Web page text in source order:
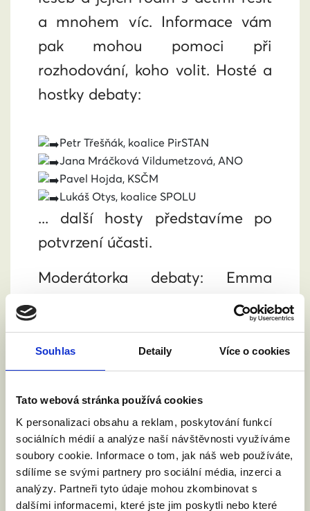
Souhlas Detaily Více o cookies
Tato webová stránka používá cookies
K personalizaci obsahu a reklam, poskytování funkcí
sociálních médií a analýze naší návštěvnosti využíváme
soubory cookie. Informace o tom, jak náš web používáte,
sdílíme se svými partnery pro sociální média, inzerci a
analýzy. Partneři tyto údaje mohou zkombinovat s
dalšími informacemi, které jste jim poskytli nebo které
a mnohem víc. Informace vám
pak mohou pomoci při
rozhodování, koho volit. Hosté a
hostky debaty:
Petr Třešňák, koalice PirSTAN
Jana Mráčková Vildumetzová, ANO
Pavel Hojda, KSČM
Lukáš Otys, koalice SPOLU
... další hosty představíme po
potvrzení účasti.
Moderátorka debaty: Emma
ZAPOJTE SE DO DEBATY
Položte otázku přímo v našem
živém vysílání formou
komentářů. Otázky můžete také
psát už teď v diskuzi u události.